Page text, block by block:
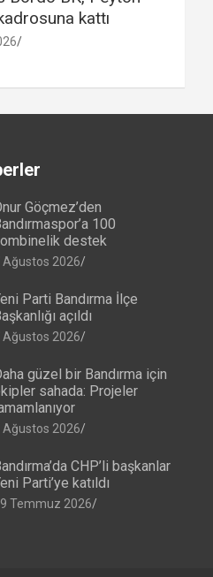
kattı
Göçmez’den
100
destek
Ağustos 2026
Parti Bandırma İlçe
açıldı
Ağustos 2026
güzel bir Bandırma için
sahada: Projeler
Ağustos 2026
CHP’li başkanlar
Parti’ye katıldı
Temmuz 2026